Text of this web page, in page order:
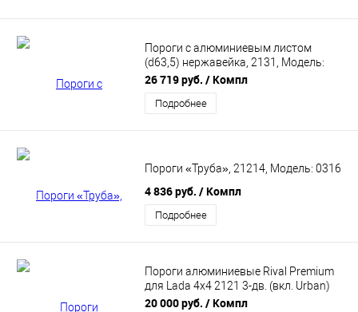
Пороги с алюминиевым листом
(d63,5) нержавейка, 2131, Модель:
1305
26 719 руб. / Компл
Подробнее
Пороги «Труба», 21214, Модель: 0316
4 836 руб. / Компл
Подробнее
Пороги алюминиевые Rival Premium
для Lada 4x4 2121 3-дв. (вкл. Urban)
1977-2021. Артикул A128ALP.6004.1
20 000 руб. / Компл